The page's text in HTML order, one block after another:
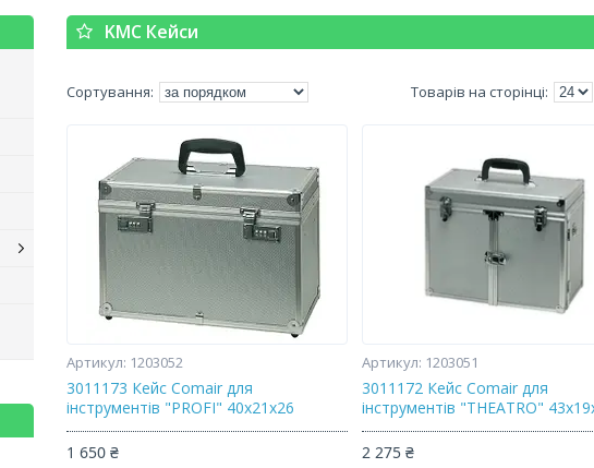
KMC Кейси
1203052
3011173 Кейс Comair для
інструментів "PROFI" 40х21х26
1 650 ₴
1203051
3011172 Кейс Comair для
інструментів "THEATRO"
2 275 ₴